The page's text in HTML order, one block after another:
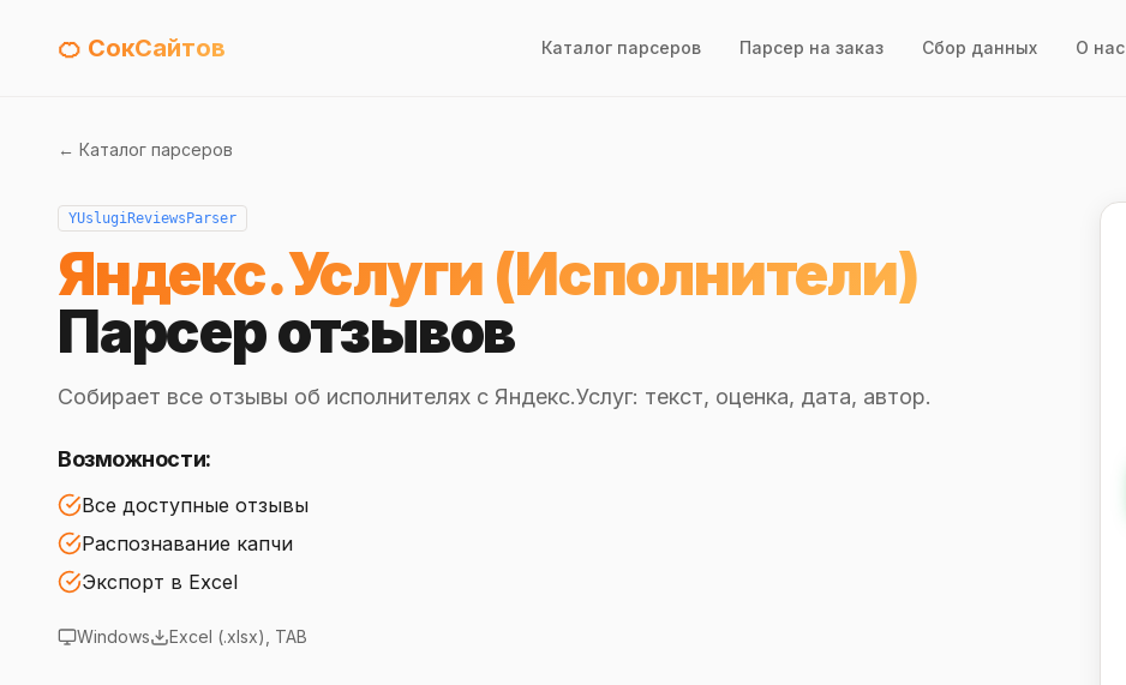
🍊 СокСайтов Каталог парсеров Парсер на заказ Сбор данных О нас
← Каталог парсеров
YUslugiReviewsParser
Яндекс.Услуги (Исполнители)
Парсер отзывов
Собирает все отзывы об исполнителях с Яндекс.Услуг: текст, оценка, дата, автор.
Возможности:
Все доступные отзывы
Распознавание капчи
Экспорт в Excel
Windows Excel (.xlsx), TAB